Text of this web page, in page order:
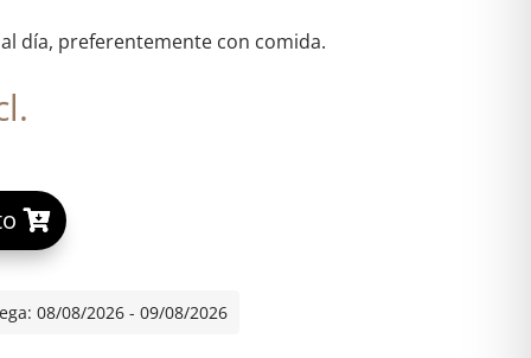
día, preferentemente con comida.
A
e
08/08/2026 - 09/08/2026